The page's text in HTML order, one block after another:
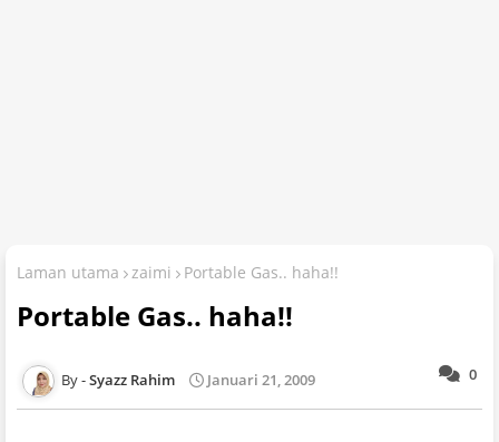
Laman utama zaimi Portable Gas.. haha!!
Portable Gas.. haha!!
0
Syazz Rahim Januari 21, 2009